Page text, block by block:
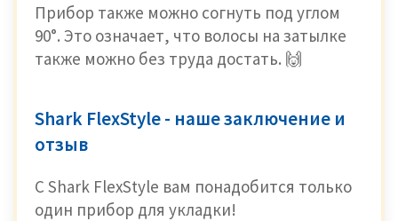
Прибор также можно согнуть под углом
90°. Это означает, что волосы на затылке
также можно без труда достать. 🙌
Shark FlexStyle - наше заключение и
отзыв
С Shark FlexStyle вам понадобится только
один прибор для укладки!